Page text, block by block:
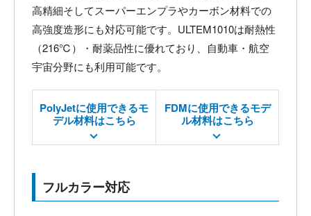
高精細そしてスーパーエンプラやカーボン材料での
高強度造形にも対応可能です。ULTEM1010は耐熱性
（216℃）・耐薬品性に優れており、自動車・航空
宇宙分野にも利用可能です。
PolyJetに使用できるモ
デル材料はこちら
FDMに使用できるモデ
ル材料はこちら
フルカラー対応